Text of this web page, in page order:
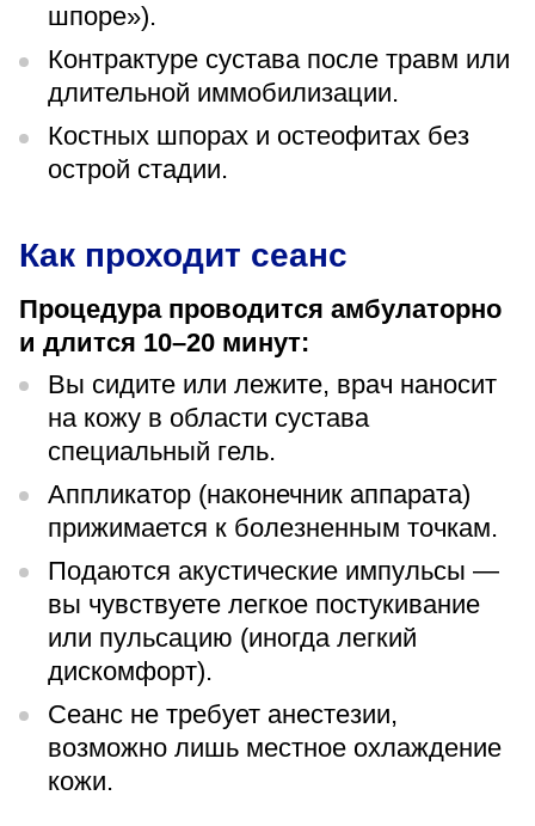
шпоре»).
Контрактуре сустава после травм или
длительной иммобилизации.
Костных шпорах и остеофитах без
острой стадии.
Как проходит сеанс
Процедура проводится амбулаторно
и длится 10–20 минут:
Вы сидите или лежите, врач наносит
на кожу в области сустава
специальный гель.
Аппликатор (наконечник аппарата)
прижимается к болезненным точкам.
Подаются акустические импульсы —
вы чувствуете легкое постукивание
или пульсацию (иногда легкий
дискомфорт).
Сеанс не требует анестезии,
возможно лишь местное охлаждение
кожи.